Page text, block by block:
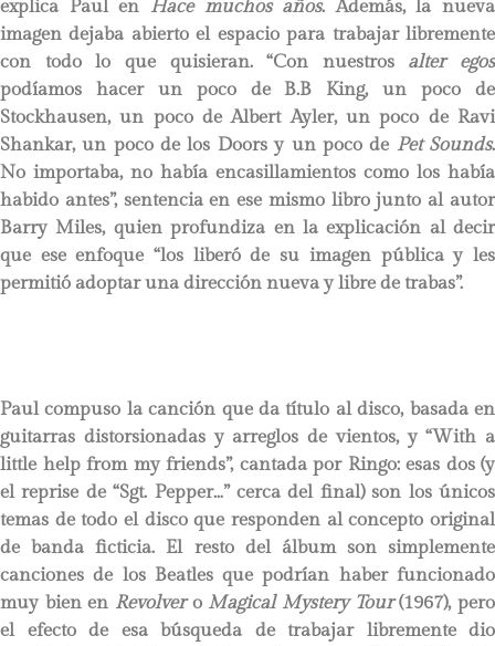
explica Paul en Hace muchos años. Además, la nueva
imagen dejaba abierto el espacio para trabajar libremente
con todo lo que quisieran. “Con nuestros alter egos
podíamos hacer un poco de B.B King, un poco de
Stockhausen, un poco de Albert Ayler, un poco de Ravi
Shankar, un poco de los Doors y un poco de Pet Sounds.
No importaba, no había encasillamientos como los había
habido antes”, sentencia en ese mismo libro junto al autor
Barry Miles, quien profundiza en la explicación al decir
que ese enfoque “los liberó de su imagen pública y les
permitió adoptar una dirección nueva y libre de trabas”.
Paul compuso la canción que da título al disco, basada en
guitarras distorsionadas y arreglos de vientos, y “With a
little help from my friends”, cantada por Ringo: esas dos (y
el reprise de “Sgt. Pepper…” cerca del final) son los únicos
temas de todo el disco que responden al concepto original
de banda ficticia. El resto del álbum son simplemente
canciones de los Beatles que podrían haber funcionado
muy bien en Revolvero Magical Mystery Tour(1967), pero
el efecto de esa búsqueda de trabajar libremente dio